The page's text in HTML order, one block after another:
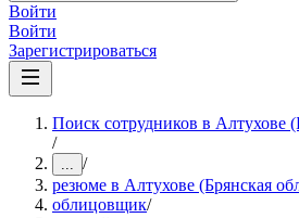
Войти
Войти
Зарегистрироваться
Поиск сотрудников в Алтухове
/
... /
резюме в Алтухове (Брянская
облицовщик/